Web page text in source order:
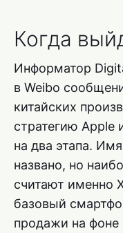
Когда
Информатор
в Weibo
китайских
стратегию Apple
на два этапа.
названо, но
считают именно
базовый
продажи на фоне